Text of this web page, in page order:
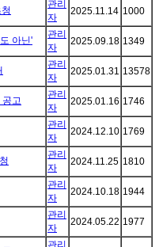
관리
자
2025.11.14 1000
아닌'
관리
자
2025.09.18 1349
관리
자
2025.01.31 13578
고
관리
자
2025.01.16 1746
관리
자
2024.12.10 1769
관리
자
2024.11.25 1810
관리
자
2024.10.18 1944
관리
자
2024.05.22 1977
관리